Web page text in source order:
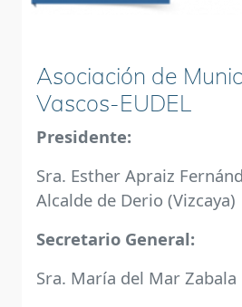
Asociación de
Vascos-EUDEL
Presidente:
Sra. Esther Apraiz
Alcalde de Derio (Vizcaya)
Secretario General:
Sra. María del Mar